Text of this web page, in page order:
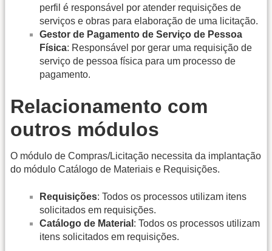
perfil é responsável por atender requisições de
serviços e obras para elaboração de uma licitação.
Gestor de Pagamento de Serviço de Pessoa
Física: Responsável por gerar uma requisição de
serviço de pessoa física para um processo de
pagamento.
Relacionamento com
outros módulos
O módulo de Compras/Licitação necessita da implantação
do módulo Catálogo de Materiais e Requisições.
Requisições: Todos os processos utilizam itens
solicitados em requisições.
Catálogo de Material : Todos os processos utilizam
itens solicitados em requisições.